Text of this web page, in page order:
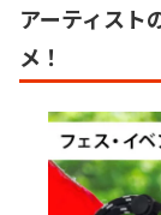
アーティスト
メ！